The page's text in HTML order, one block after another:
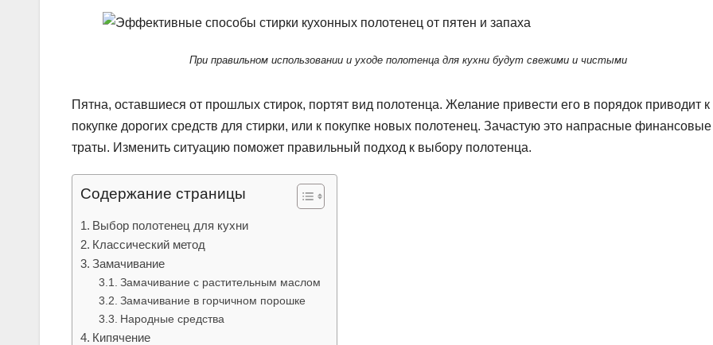
При правильном использовании и уходе полотенца для кухни будут свежими и чистыми
Пятна, оставшиеся от прошлых стирок, портят вид полотенца. Желание привести его в порядок приводит к
покупке дорогих средств для стирки, или к покупке новых полотенец. Зачастую это напрасные финансовые
траты. Изменить ситуацию поможет правильный подход к выбору полотенца.
Содержание страницы
Выбор полотенец для кухни
Классический метод
Замачивание
Замачивание с растительным маслом
Замачивание в горчичном порошке
Народные средства
Кипячение